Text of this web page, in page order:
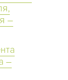
–
–